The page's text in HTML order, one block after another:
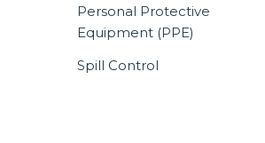
Personal Protective
Equipment (PPE)
Spill Control